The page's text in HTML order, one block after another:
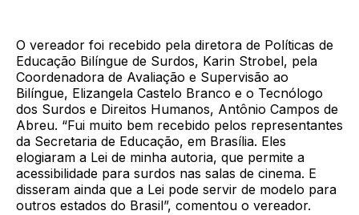
O vereador foi recebido pela diretora de Políticas de
Educação Bilíngue de Surdos, Karin Strobel, pela
Coordenadora de Avaliação e Supervisão ao
Bilíngue, Elizangela Castelo Branco e o Tecnólogo
dos Surdos e Direitos Humanos, Antônio Campos de
Abreu. “Fui muito bem recebido pelos representantes
da Secretaria de Educação, em Brasília. Eles
elogiaram a Lei de minha autoria, que permite a
acessibilidade para surdos nas salas de cinema. E
disseram ainda que a Lei pode servir de modelo para
outros estados do Brasil”, comentou o vereador.